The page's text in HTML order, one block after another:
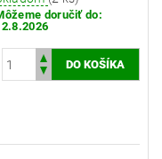
doručiť do: